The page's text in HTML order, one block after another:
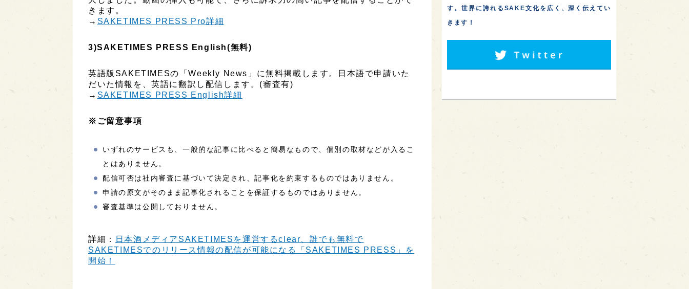
きます。
→ SAKETIMES PRESS Pro詳細
3)SAKETIMES PRESS English(無料)
英語版SAKETIMESの「Weekly News」に無料掲載します。日本語で申請いた
だいた情報を、英語に翻訳し配信します。(審査有)
→ SAKETIMES PRESS English詳細
※ご留意事項
いずれのサービスも、一般的な記事に比べると簡易なもので、個別の取材などが入るこ
とはありません。
配信可否は社内審査に基づいて決定され、記事化を約束するものではありません。
申請の原文がそのまま記事化されることを保証するものではありません。
審査基準は公開しておりません。
詳細：
日本酒メディアSAKETIMESを運営するclear、誰でも無料で
SAKETIMESでのリリース情報の配信が可能になる「SAKETIMES PRESS」を
開始！
す。世界に誇れるSAKE文化を広く、深く伝えてい
きます！